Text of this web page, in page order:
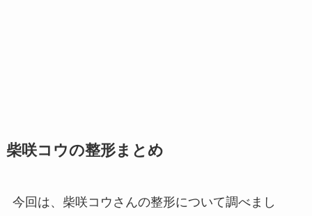
柴咲コウの整形まとめ
今回は、柴咲コウさんの整形について調べまし